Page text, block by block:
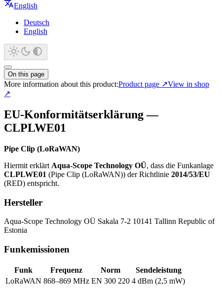
English
Deutsch
English
On this page
More information about this product:Product page ↗View in shop
↗
EU-Konformitätserklärung —
CLPLWE01
Pipe Clip (LoRaWAN)
Hiermit erklärt Aqua-Scope Technology OÜ, dass die Funkanlage
CLPLWE01 (Pipe Clip (LoRaWAN)) der Richtlinie 2014/53/EU
(RED) entspricht.
Hersteller
Aqua-Scope Technology OÜ Sakala 7-2 10141 Tallinn Republic of
Estonia
Funkemissionen
Funk Frequenz Norm
Sendeleistung
LoRaWAN 868–869 MHz EN 300 220 4 dBm (2,5 mW)